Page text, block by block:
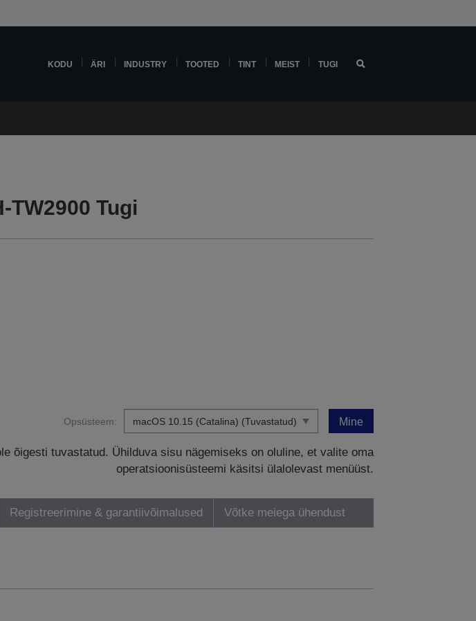
KODU ÄRI INDUSTRY TOOTED TINT MEIST TUGI
TW2900 Tugi
Opsüsteem: Mine
õigesti tuvastatud. Ühilduva sisu nägemiseks on oluline, et valite oma
operatsioonisüsteemi käsitsi ülalolevast menüüst.
Registreerimine & garantiivõimalused Võtke meiega ühendust